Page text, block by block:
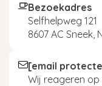
Bezoekadres
Selfhelpweg 121
8607 AC Sneek,
[email
Wij reageren op